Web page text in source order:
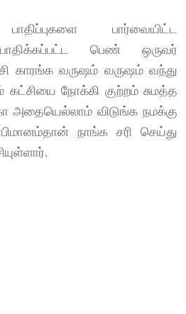
பார்வையிட்ட
பெண் ஒருவர்
காரங்க வருஷம் வருஷம் வந்து
நோக்கி குற்றம் சுமத்த
அதையெல்லாம் விடுங்க நமக்கு
நாங்க சரி செய்து